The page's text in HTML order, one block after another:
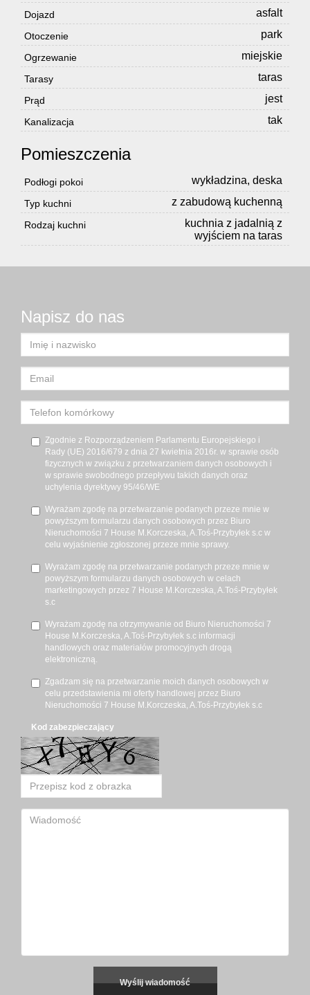
Dojazd asfalt
Otoczenie park
Ogrzewanie miejskie
Tarasy taras
Prąd jest
Kanalizacja tak
Pomieszczenia
Podłogi pokoi wykładzina, deska
Typ kuchni z zabudową kuchenną
Rodzaj kuchni
kuchnia z jadalnią z
wyjściem na taras
Napisz do nas
Zgodnie z Rozporządzeniem Parlamentu Europejskiego i
Rady (UE) 2016/679 z dnia 27 kwietnia 2016r. w sprawie osób
fizycznych w związku z przetwarzaniem danych osobowych i
w sprawie swobodnego przepływu takich danych oraz
uchylenia dyrektywy 95/46/WE
Wyrażam zgodę na przetwarzanie podanych przeze mnie w
powyższym formularzu danych osobowych przez Biuro
Nieruchomości 7 House M.Korczeska, A.Toś-Przybyłek s.c w
celu wyjaśnienie zgłoszonej przeze mnie sprawy.
Wyrażam zgodę na przetwarzanie podanych przeze mnie w
powyższym formularzu danych osobowych w celach
marketingowych przez 7 House M.Korczeska, A.Toś-Przybyłek
s.c
Wyrażam zgodę na otrzymywanie od Biuro Nieruchomości 7
House M.Korczeska, A.Toś-Przybyłek s.c informacji
handlowych oraz materiałów promocyjnych drogą
elektroniczną.
Zgadzam się na przetwarzanie moich danych osobowych w
celu przedstawienia mi oferty handlowej przez Biuro
Nieruchomości 7 House M.Korczeska, A.Toś-Przybyłek s.c
Kod zabezpieczający